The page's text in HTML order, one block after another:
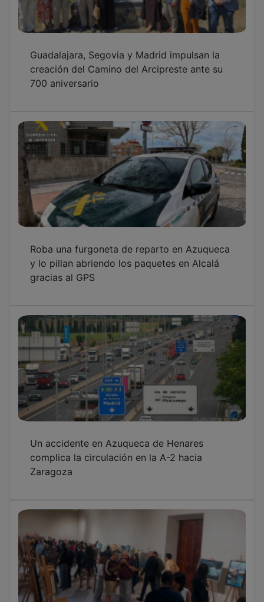
Guadalajara, Segovia y Madrid impulsan la
creación del Camino del Arcipreste ante su
700 aniversario
Roba una furgoneta de reparto en Azuqueca
y lo pillan abriendo los paquetes en Alcalá
gracias al GPS
Un accidente en Azuqueca de Henares
complica la circulación en la A-2 hacia
Zaragoza